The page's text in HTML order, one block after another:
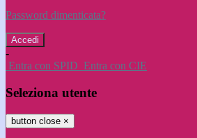
Password dimenticata?
-
Entra con SPID Entra con CIE
Seleziona utente
button close ×